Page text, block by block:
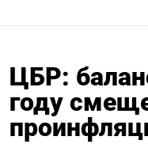
ЦБР:
году